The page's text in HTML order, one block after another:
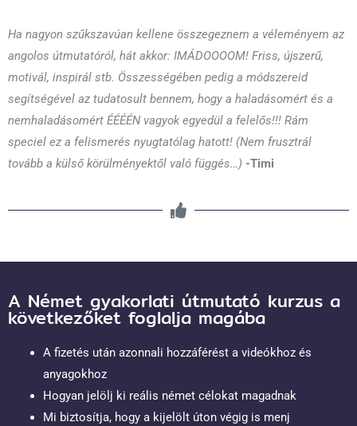
Ha nagyon szűkszavúan kellene összegeznem a véleményem az
angolos útmutatóról, hát akkor: IMÁDOOOOM! Friss, újszerű,
motivál, inspirál stb. Összességében pedig a módszereid
segítségével az tudatosult bennem, hogy a haladásomért és a
nemhaladásomért ÉÉÉÉN vagyok egyedül a felelős!!! Rám
speciel ez a felismerés nyugtatólag hatott! (Nem frusztrál
tovább a külső körülményektől való függés…) -Timi
A Német gyakorlati útmutató kurzus a
következőket foglalja magába
A fizetés után azonnali hozzáférést a videókhoz és
anyagokhoz
Hogyan jelölj ki reális német célokat magadnak
Mi biztosítja, hogy a kijelölt úton végig is menj